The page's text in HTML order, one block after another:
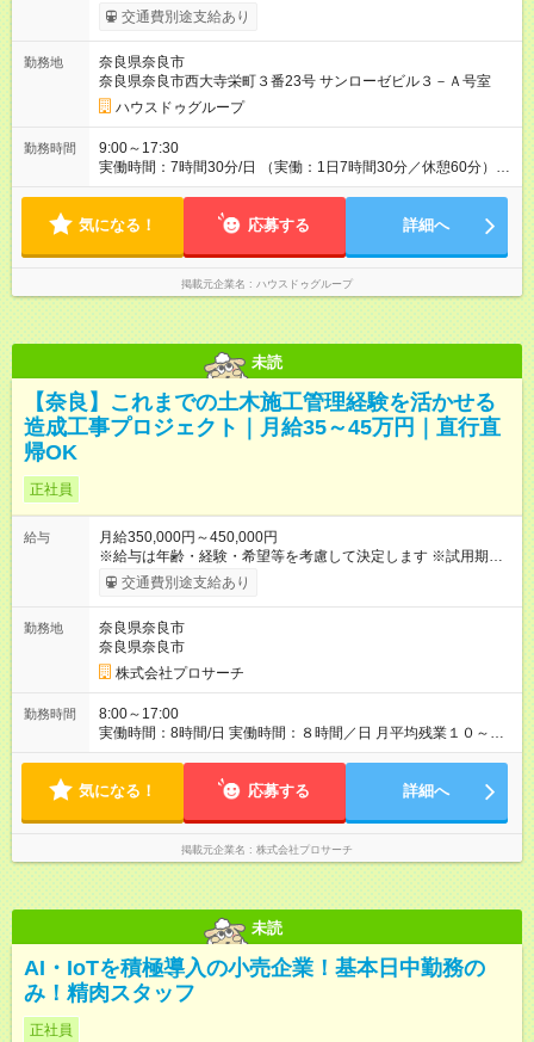
力に応じて月給400，000円～830，000円スタートも可能で
す。 ──────────── 業界屈指のインセンティブ
に対して最大17％。成果を出した営業に対して、最大限の還元
をすることをお約束します。 【入社6年目以降の平均年収】
1330万8978円 ※3ヶ月間の試用期間があります。その間の待遇
や雇用形態に差異はありません。 【試用期間】試用期間あり 試
用期間の長さ：3ヶ月 雇用形態、給与は本採用時と同じです。
交通費別途支給あり
勤務地
奈良県奈良市
奈良県奈良市西大寺栄町３番23号 サンローゼビル３－Ａ号室
ハウスドゥグループ
勤務時間
9:00～17:30
実働時間：7時間30分/日 （実働：1日7時間30分／休憩60分）
【効率重視・スマートに稼ぐ働き方】 平均残業時間は月7.5時
いかに生産性高く行動するか」を徹底し、定時後のPC利用制限
す。
気になる！ 応募する 詳細へ
掲載元企業名 ハウスドゥグループ
未読
【奈良】これまでの土木施工管理経験を活かせる
造成工事プロジェクト｜月給35～45万円｜直行直
帰OK
正社員
給与
月給350,000円～450,000円
※給与は年齢・経験・希望等を考慮して決定します ※試用期間は
３ヶ月で、その他の条件に変更はありません 【試用期間】試用
期間あり 試用期間の長さ：3ヶ月 雇用形態、給与は本採用時と
交通費別途支給あり
勤務地
奈良県奈良市
奈良県奈良市
株式会社プロサーチ
勤務時間
8:00～17:00
実働時間：8時間/日 実働時間：８時間／日 月平均残業１０～２
０時間程度
気になる！ 応募する 詳細へ
掲載元企業名 株式会社プロサーチ
未読
AI・IoTを積極導入の小売企業！基本日中勤務の
み！精肉スタッフ
正社員